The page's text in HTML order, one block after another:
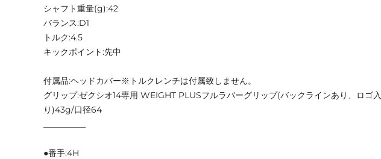
シャフト重量(g):42
バランス:D1
トルク:4.5
キックポイント:先中
付属品:ヘッドカバー※トルクレンチは付属致しません。
グリップ:ゼクシオ14専用 WEIGHT PLUSフルラバーグリップ(バックラインあり、ロゴ入
り)43g/口径64
●番手:4H